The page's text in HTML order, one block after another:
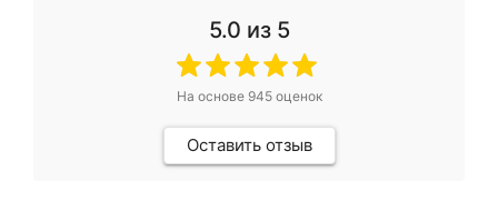
5.0 из 5
На основе 945оценок
Оставить отзыв